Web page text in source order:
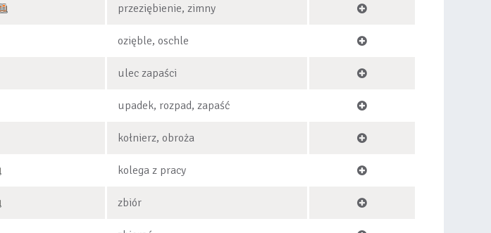
przeziębienie, zimny
ozięble, oschle
ulec zapaści
upadek, rozpad, zapaść
kołnierz, obroża
kolega z pracy
zbiór